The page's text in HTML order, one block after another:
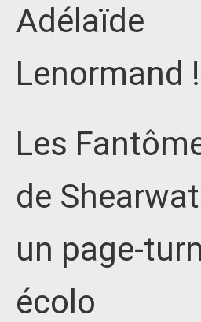
Adélaïde
Lenormand !
Les
de
un page-
écolo